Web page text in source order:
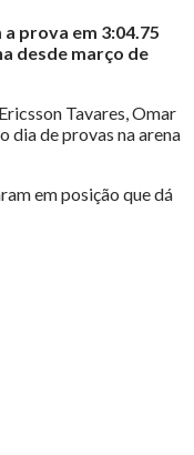
prova em 3:04.75
desde março de
Tavares, Omar
dia de provas na arena
em posição que dá